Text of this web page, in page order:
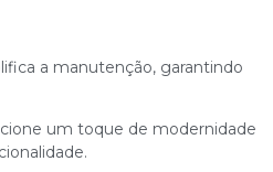
a manutenção, garantindo
um toque de modernidade